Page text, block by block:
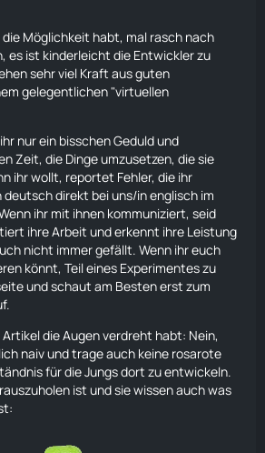
Möglichkeit habt, mal rasch nach
es ist kinderleicht die Entwickler zu
sehr viel Kraft aus guten
gelegentlichen "virtuellen
nur ein bisschen Geduld und
Zeit, die Dinge umzusetzen, die sie
ihr wollt, reportet Fehler, die ihr
direkt bei uns/in englisch im
ihr mit ihnen kommuniziert, seid
ihre Arbeit und erkennt ihre Leistung
nicht immer gefällt. Wenn ihr euch
könnt, Teil eines Experimentes zu
und schaut am Besten erst zum
die Augen verdreht habt: Nein,
naiv und trage auch keine rosarote
für die Jungs dort zu entwickeln.
ist und sie wissen auch was